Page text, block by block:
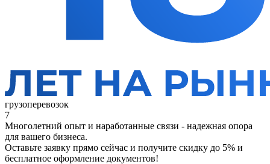
грузоперевозок
7
Многолетний опыт и наработанные связи - надежная опора
для вашего бизнеса.
Оставьте заявку прямо сейчас и получите скидку до 5% и
бесплатное оформление документов!